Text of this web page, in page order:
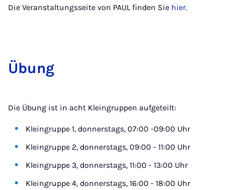
Die Veranstaltungsseite von PAUL finden Sie hier.
Übung
Die Übung ist in acht Kleingruppen aufgeteilt:
Kleingruppe 1, donnerstags, 07:00 -09:00 Uhr
Kleingruppe 2, donnerstags, 09:00 - 11:00 Uhr
Kleingruppe 3, donnerstags, 11:00 - 13:00 Uhr
Kleingruppe 4, donnerstags, 16:00 - 18:00 Uhr